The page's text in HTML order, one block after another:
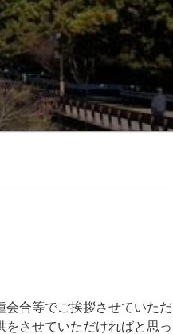
会合等でご挨拶させていただ
させていただければと思っ